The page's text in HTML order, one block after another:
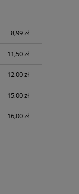
8,99 zł
11,50 zł
12,00 zł
15,00 zł
16,00 zł